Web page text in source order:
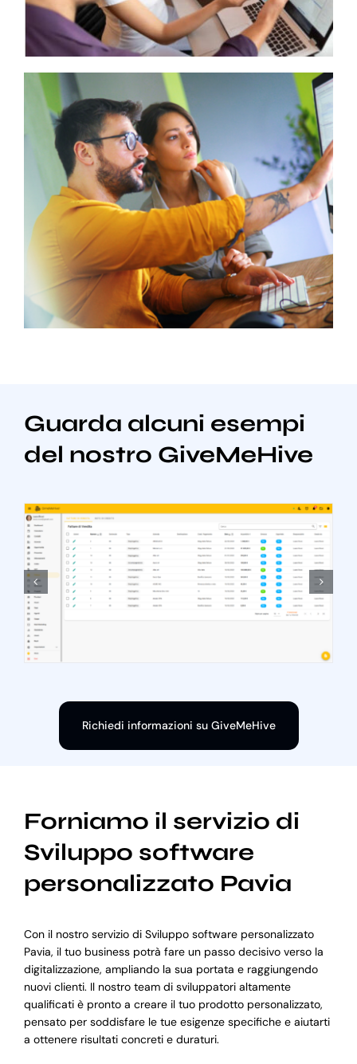
Guarda alcuni esempi
del nostro GiveMeHive
Richiedi informazioni su GiveMeHive
Forniamo il servizio di
Sviluppo software
personalizzato Pavia
Con il nostro servizio di Sviluppo software personalizzato
Pavia, il tuo business potrà fare un passo decisivo verso la
digitalizzazione, ampliando la sua portata e raggiungendo
nuovi clienti. Il nostro team di sviluppatori altamente
qualificati è pronto a creare il tuo prodotto personalizzato,
pensato per soddisfare le tue esigenze specifiche e aiutarti
a ottenere risultati concreti e duraturi.